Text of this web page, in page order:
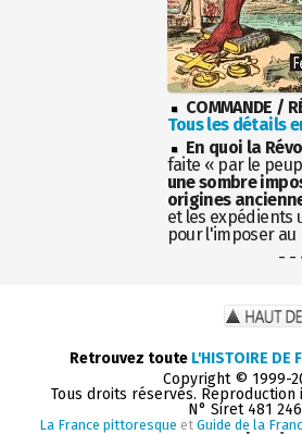
COMMANDE /
Tous les détails
En quoi la
faite « par le
une sombre
origines
et les expédients
pour l'imposer au
- -
Retrouvez toute L'HISTOIRE DE
Copyright © 1999-
Tous droits réservés. Reproduction
N° Siret 481
La France pittoresque et Guide de la